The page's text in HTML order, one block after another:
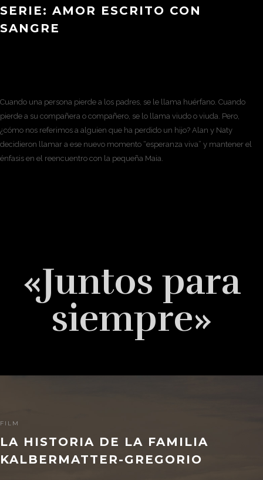
SERIE: AMOR ESCRITO CON
SANGRE
Cuando una persona pierde a los padres, se le llama huérfano. Cuando
pierde a su compañera o compañero, se lo llama viudo o viuda. Pero,
¿cómo nos referimos a alguien que ha perdido un hijo? Alan y Naty
decidieron llamar a ese nuevo momento “esperanza viva” y mantener el
énfasis en el reencuentro con la pequeña Maia.
«Juntos para
siempre»
FILM
LA HISTORIA DE LA FAMILIA
KALBERMATTER-GREGORIO